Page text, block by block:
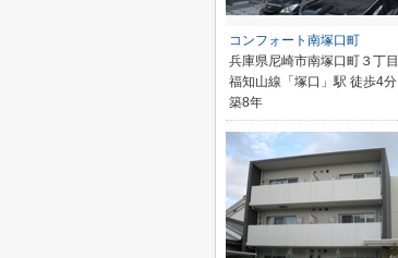
コンフォート南塚口町
兵庫県尼崎市南塚口町３丁目
福知山線「塚口」駅 徒歩4分
築8年